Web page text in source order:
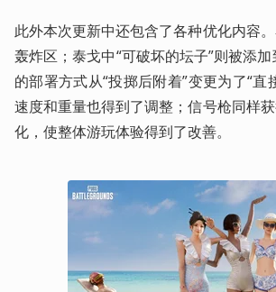
此外本次更新中还包含了各种优化内容
轰炸区；泰戈中“可破坏的坛子”则被添
的部署方式从“投掷后附着”变更为了“直
速度和重量也得到了调整；信号枪同样
化，使整体游玩体验得到了改善。